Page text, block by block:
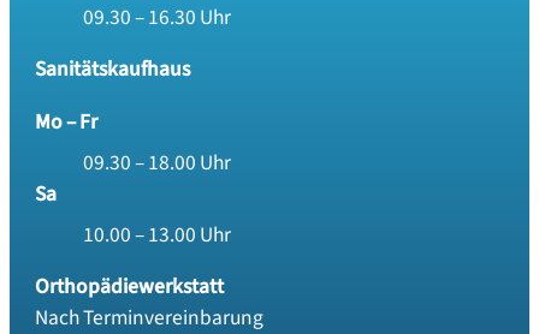
09.30 – 16.30 Uhr
Sanitätskaufhaus
Mo – Fr
09.30 – 18.00 Uhr
Sa
10.00 – 13.00 Uhr
Orthopädiewerkstatt
Nach Terminvereinbarung